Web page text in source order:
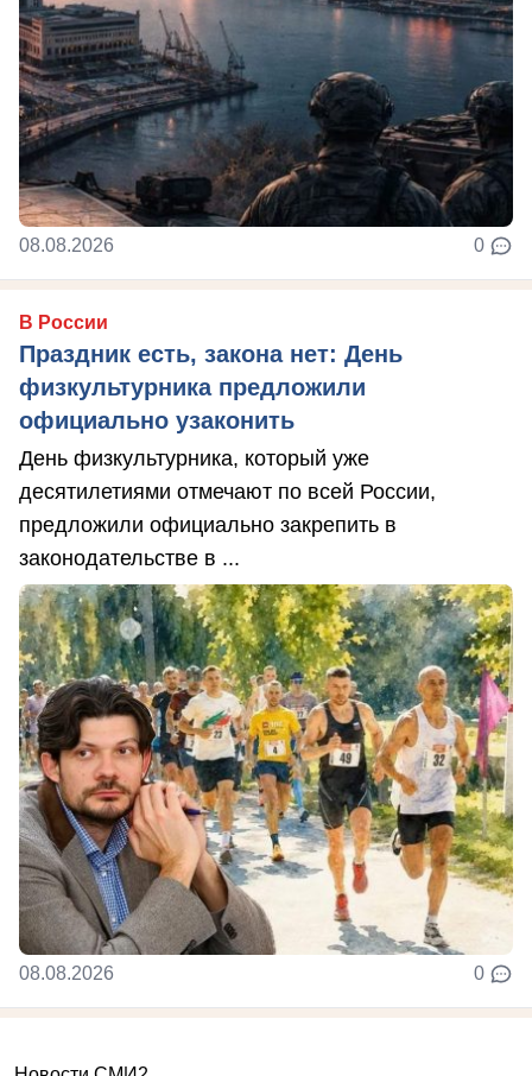
08.08.2026 0
В России
Праздник есть, закона нет: День
физкультурника предложили
официально узаконить
День физкультурника, который уже
десятилетиями отмечают по всей России,
предложили официально закрепить в
законодательстве в ...
08.08.2026 0